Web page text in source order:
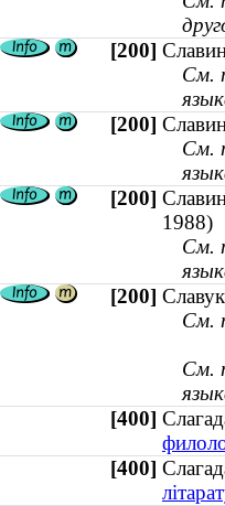
[200]
См.
[200]
См.
[200]
1988)
См.
[200]
См.
См.
[400]
[400]